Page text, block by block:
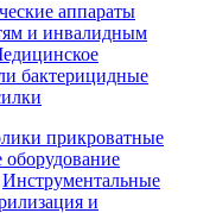
аппараты
и инвалидным
бактерицидные
прикроватные
оборудование
Инструментальные
и